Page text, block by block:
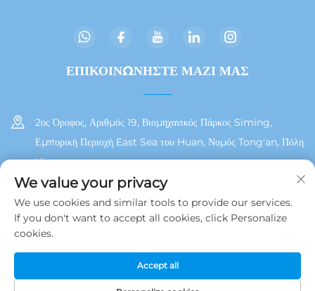
ΕΠΙΚΟΙΝΩΝΗΣΤΕ ΜΑΖΙ ΜΑΣ
2ος Όροφος, Αριθμός 19, Βιομηχανικός Πάρκος Siming,
Εμπορική Περιοχή East Sea του Huan, Νομός Tong'an, Πόλη
Xiamen
+86 13215929911
[email protected]
Δικαιώματα Πνευματικής Ιδιοκτησίας © 2025 από τη Jamooz (Xiamen)
Technology Co., Ltd. Πολιτική Απορρήτου
We value your privacy
We use cookies and similar tools to provide our services.
If you don't want to accept all cookies, click Personalize
cookies.
Accept all